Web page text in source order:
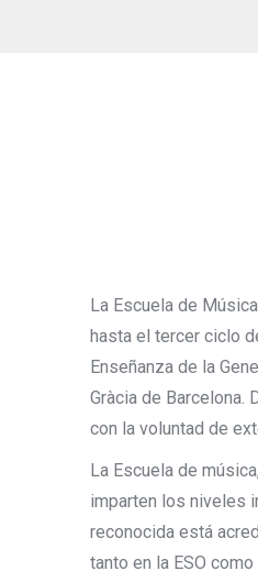
La Escuela de
hasta el tercer ciclo
Enseñanza de la
Gràcia de Barcelona.
con la voluntad de
La Escuela de
imparten los niveles
reconocida está
tanto en la ESO